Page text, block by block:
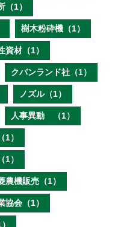
（1）
樹木粉砕機（1）
資材（1）
クバンランド社（1）
ノズル（1）
人事異動 （1）
1）
1）
農機販売（1）
協会（1）